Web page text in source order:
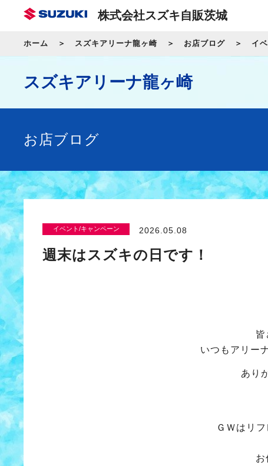
株式会社スズキ自販茨城
ホーム スズキアリーナ龍ヶ崎 お店ブログ イ
スズキアリーナ龍ヶ崎
お店ブログ
イベント/キャンペーン 2026.05.08
週末はスズキの日です！
皆
いつもアリー
あり
ＧＷはリ
お